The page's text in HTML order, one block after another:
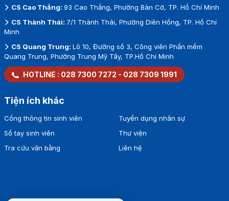
CS Cao Thắng: 93 Cao Thắng, Phường Bàn Cờ, TP. Hồ Chí Minh
CS Thành Thái: 7/1 Thành Thái, Phường Diên Hồng, TP. Hồ Chí
Minh
CS Quang Trung: Lô 10, Đường số 3, Công viên Phần mềm
Quang Trung, Phường Trung Mỹ Tây, TP.Hồ Chí Minh
HOTLINE : 028 7300 7272 - 028 7309 1991
Tiện ích khác
Cổng thông tin sinh viên
Sổ tay sinh viên
Tra cứu văn bằng
Tuyển dụng nhân sự
Thư viện
Liên hệ